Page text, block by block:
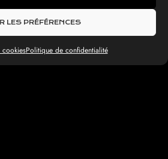
LES PRÉFÉRENCES
Politique de confidentialité